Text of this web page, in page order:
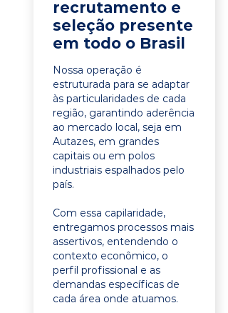
recrutamento e
seleção presente
em todo o Brasil
Nossa operação é
estruturada para se adaptar
às particularidades de cada
região, garantindo aderência
ao mercado local, seja em
Autazes, em grandes
capitais ou em polos
industriais espalhados pelo
país.
Com essa capilaridade,
entregamos processos mais
assertivos, entendendo o
contexto econômico, o
perfil profissional e as
demandas específicas de
cada área onde atuamos.